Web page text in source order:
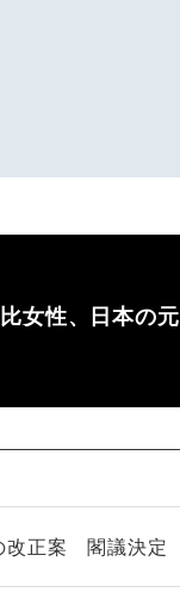
女性、日本の元
改正案 閣議決定